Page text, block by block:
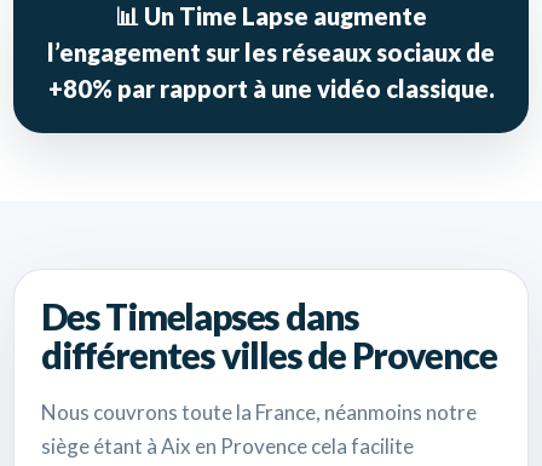
📊 Un Time Lapse augmente
l’engagement sur les réseaux sociaux de
+80% par rapport à une vidéo classique.
Des Timelapses dans
différentes villes de Provence
Nous couvrons toute la France, néanmoins notre
siège étant à Aix en Provence cela facilite